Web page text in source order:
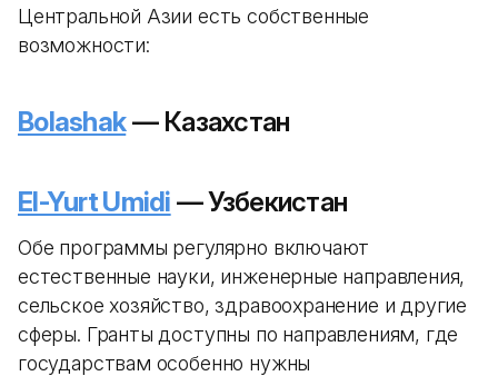
Центральной Азии есть собственные
возможности:
Bolashak— Казахстан
El-Yurt Umidi — Узбекистан
Обе программы регулярно включают
естественные науки, инженерные направления,
сельское хозяйство, здравоохранение и другие
сферы. Гранты доступны по направлениям, где
государствам особенно нужны